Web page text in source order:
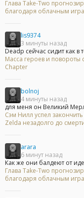
Глава Take-Two
благодаря облачным
lis9374
3 минуты назад
Deadp сейчас сидит как
Масса героев и повороты
Chapter
bolnoj
4 минуты назад
для меня он Великий
Сэм Нилл успел
Zelda незадолго до
arara
6 минут назад
Как же они балдеют от
Глава Take-Two
благодаря облачным